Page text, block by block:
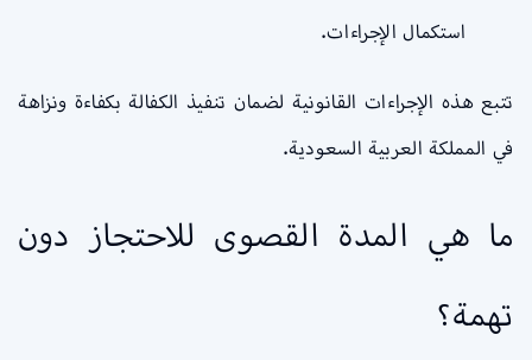
استكمال الإجراءات.
تتبع هذه الإجراءات القانونية لضمان تنفيذ الكفالة بكفاءة ونزاهة
في المملكة العربية السعودية.
ما هي المدة القصوى للاحتجاز دون
تهمة؟